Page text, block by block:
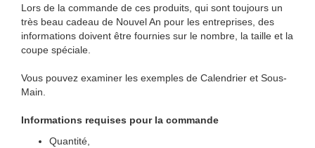
Lors de la commande de ces produits, qui sont toujours un
très beau cadeau de Nouvel An pour les entreprises, des
informations doivent être fournies sur le nombre, la taille et la
coupe spéciale.
Vous pouvez examiner les exemples de Calendrier et Sous-
Main.
Informations requises pour la commande
Quantité,